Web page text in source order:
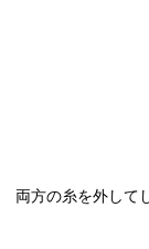
両方の糸を外して